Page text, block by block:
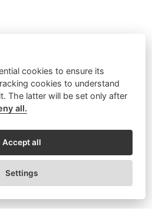
cookies to ensure its
cookies to understand
The latter will be set only after
all.
Accept all
Settings